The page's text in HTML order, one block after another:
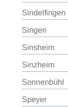
Sindelfingen
Singen
Sinsheim
Sinzheim
Sonnenbühl
Speyer